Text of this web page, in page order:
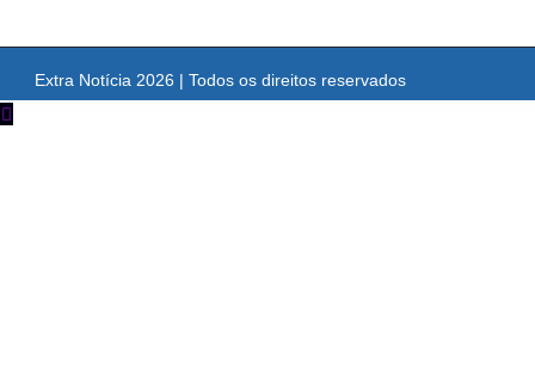
Extra Notícia 2026 | Todos os direitos reservados